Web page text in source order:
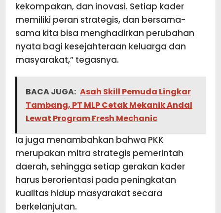
kekompakan, dan inovasi. Setiap kader
memiliki peran strategis, dan bersama-
sama kita bisa menghadirkan perubahan
nyata bagi kesejahteraan keluarga dan
masyarakat,” tegasnya.
BACA JUGA: Asah Skill Pemuda Lingkar
Tambang, PT MLP Cetak Mekanik Andal
Lewat Program Fresh Mechanic
Ia juga menambahkan bahwa PKK
merupakan mitra strategis pemerintah
daerah, sehingga setiap gerakan kader
harus berorientasi pada peningkatan
kualitas hidup masyarakat secara
berkelanjutan.